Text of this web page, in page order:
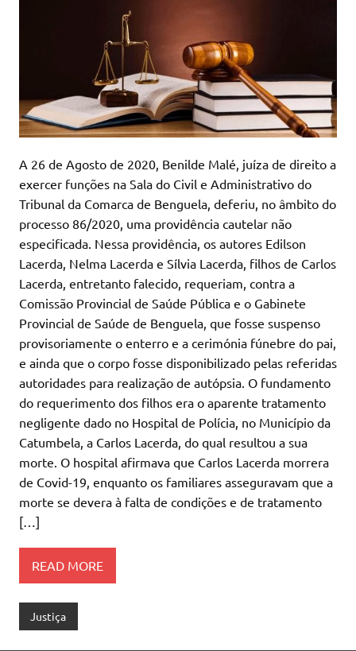
A 26 de Agosto de 2020, Benilde Malé, juíza de direito a
exercer funções na Sala do Civil e Administrativo do
Tribunal da Comarca de Benguela, deferiu, no âmbito do
processo 86/2020, uma providência cautelar não
especificada. Nessa providência, os autores Edilson
Lacerda, Nelma Lacerda e Sílvia Lacerda, filhos de Carlos
Lacerda, entretanto falecido, requeriam, contra a
Comissão Provincial de Saúde Pública e o Gabinete
Provincial de Saúde de Benguela, que fosse suspenso
provisoriamente o enterro e a cerimónia fúnebre do pai,
e ainda que o corpo fosse disponibilizado pelas referidas
autoridades para realização de autópsia. O fundamento
do requerimento dos filhos era o aparente tratamento
negligente dado no Hospital de Polícia, no Município da
Catumbela, a Carlos Lacerda, do qual resultou a sua
morte. O hospital afirmava que Carlos Lacerda morrera
de Covid-19, enquanto os familiares asseguravam que a
morte se devera à falta de condições e de tratamento
[…]
READ MORE
Justiça